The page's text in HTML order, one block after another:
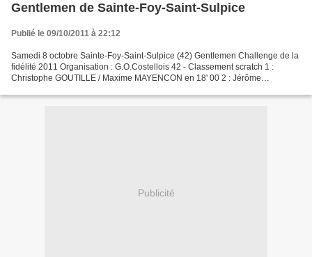
Gentlemen de Sainte-Foy-Saint-Sulpice
Publié le 09/10/2011 à 22:12
Samedi 8 octobre Sainte-Foy-Saint-Sulpice (42) Gentlemen Challenge de la
fidélité 2011 Organisation : G.O.Costellois 42 - Classement scratch 1 :
Christophe GOUTILLE / Maxime MAYENCON en 18' 00 2 : Jérôme
Publicité